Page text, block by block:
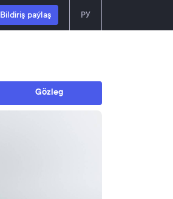
Bildiriş paýlaş РУ
Gözleg